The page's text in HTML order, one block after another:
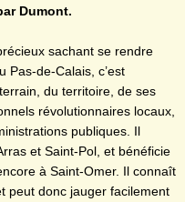
Dumont.
sachant se rendre
Pas-de-Calais, c’est
du territoire, de ses
révolutionnaires locaux,
publiques. Il
et Saint-Pol, et bénéficie
à Saint-Omer. Il connaît
peut donc jauger facilement